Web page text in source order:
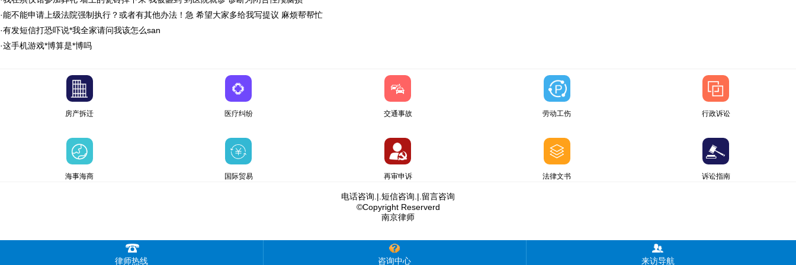
·能不能申请上级法院强制执行？或者有其他办法！急 希望大家多给我写提议 麻烦帮帮忙
·有发短信打恐吓说*我全家请问我该怎么san
·这手机游戏*博算是*博吗
房产拆迁 医疗纠纷 交通事故 劳动工伤 行政诉讼
海事海商 国际贸易 再审申诉 法律文书 诉讼指南
电话咨询 .|. 短信咨询 .|. 留言咨询
©Copyright Reserverd
南京律师
律师热线 咨询中心 来访导航